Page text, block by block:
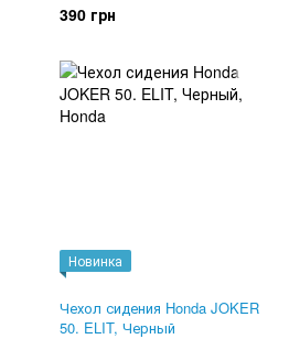
390 грн
Новинка
Чехол сидения Honda JOKER
50. ELIT, Черный